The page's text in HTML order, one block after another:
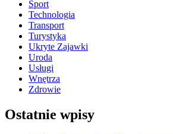
Sport
Technologia
Transport
Turystyka
Ukryte Zajawki
Uroda
Usługi
Wnętrza
Zdrowie
Ostatnie wpisy